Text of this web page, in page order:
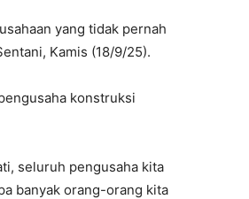
yang tidak pernah
Kamis (18/9/25).
konstruksi
seluruh pengusaha kita
banyak orang-orang kita